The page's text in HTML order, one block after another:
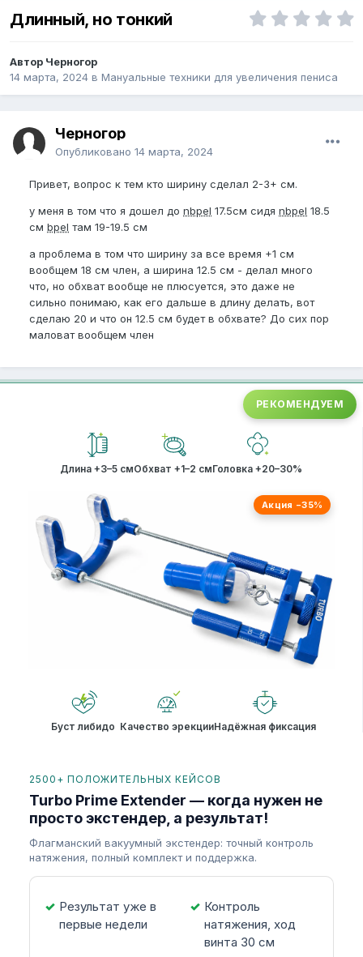
Длинный, но тонкий
Автор Черногор
14 марта, 2024 в Мануальные техники для увеличения пениса
Черногор
Опубликовано 14 марта, 2024
Привет, вопрос к тем кто ширину сделал 2-3+ см.
у меня в том что я дошел до nbpel 17.5см сидя nbpel 18.5
см bpel там 19-19.5 см
а проблема в том что ширину за все время +1 см
вообщем 18 см член, а ширина 12.5 см - делал много
что, но обхват вообще не плюсуется, это даже не
сильно понимаю, как его дальше в длину делать, вот
сделаю 20 и что он 12.5 см будет в обхвате? До сих пор
маловат вообщем член
РЕКОМЕНДУЕМ
Длина +3–5 смОбхват +1–2 смГоловка +20–30%
Акция −35%
Буст либидо Качество эрекцииНадёжная фиксация
2500+ ПОЛОЖИТЕЛЬНЫХ КЕЙСОВ
Turbo Prime Extender — когда нужен не
просто экстендер, а результат!
Флагманский вакуумный экстендер: точный контроль
натяжения, полный комплект и поддержка.
Результат уже в
первые недели
Контроль
натяжения, ход
винта 30 см